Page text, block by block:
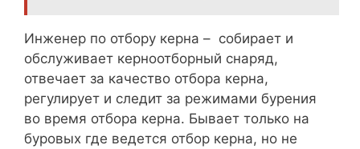
Инженер по отбору керна – собирает и
обслуживает керноотборный снаряд,
отвечает за качество отбора керна,
регулирует и следит за режимами бурения
во время отбора керна. Бывает только на
буровых где ведется отбор керна, но не